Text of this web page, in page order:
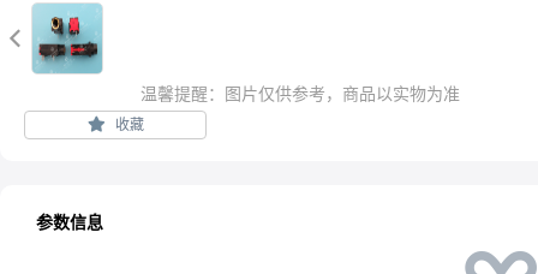

温馨提醒：图片仅供参考，商品以实物为准
收藏
参数信息